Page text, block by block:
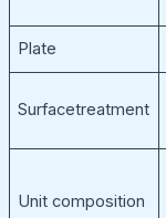
Plate
Surfacetreatment
Unit composition